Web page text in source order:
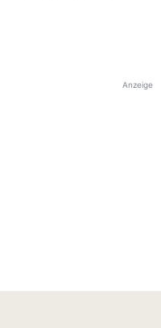
Anzeige